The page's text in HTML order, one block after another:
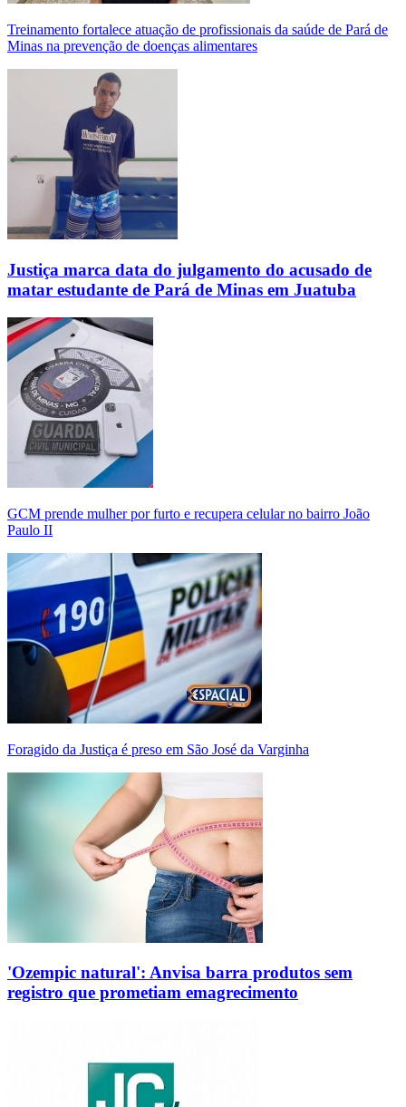
Treinamento fortalece atuação de profissionais da saúde de Pará de
Minas na prevenção de doenças alimentares
Justiça marca data do julgamento do acusado de
matar estudante de Pará de Minas em Juatuba
GCM prende mulher por furto e recupera celular no bairro João
Paulo II
Foragido da Justiça é preso em São José da Varginha
'Ozempic natural': Anvisa barra produtos sem
registro que prometiam emagrecimento